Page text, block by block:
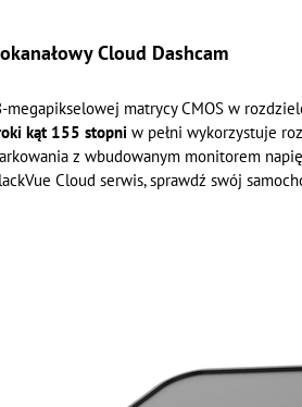
Cloud Dashcam
megapikselowej matrycy CMOS w
kąt 155 stopni w pełni wykorzystuje
z wbudowanym monitorem
Cloud serwis, sprawdź swój